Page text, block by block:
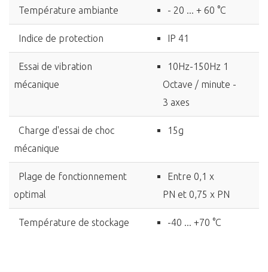
Température ambiante - 20 ... + 60 °C
Indice de protection IP 41
Essai de vibration
mécanique
10Hz-150Hz 1
Octave / minute -
3 axes
Charge d'essai de choc
mécanique
15g
Plage de fonctionnement
optimal
Entre 0,1 x
PN et 0,75 x PN
Température de stockage -40 ... +70 °C